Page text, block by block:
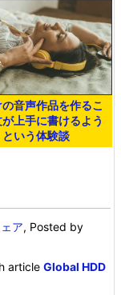
の音声作品を作るこ
上手に書けるよう
いう体験談
ア, Posted by
articleGlobal HDD